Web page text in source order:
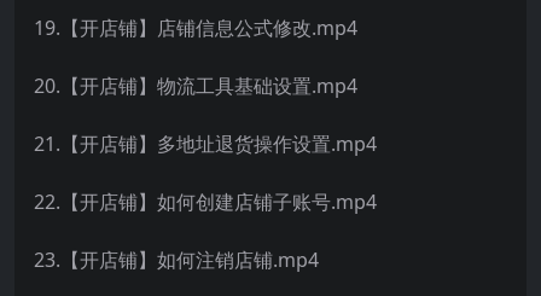
19.【开店铺】店铺信息公式修改.mp4
20.【开店铺】物流工具基础设置.mp4
21.【开店铺】多地址退货操作设置.mp4
22.【开店铺】如何创建店铺子账号.mp4
23.【开店铺】如何注销店铺.mp4